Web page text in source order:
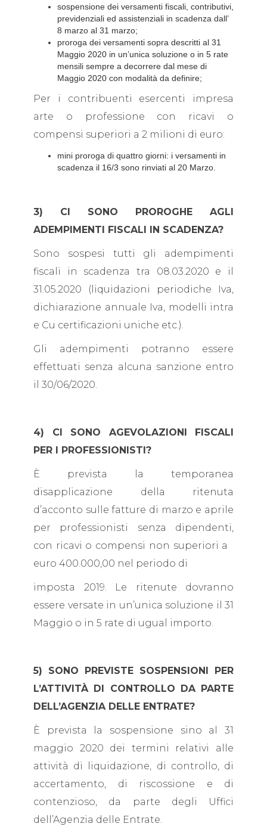
sospensione dei versamenti fiscali, contributivi,
previdenziali ed assistenziali in scadenza dall’
8 marzo al 31 marzo;
proroga dei versamenti sopra descritti al 31
Maggio 2020 in un’unica soluzione o in 5 rate
mensili sempre a decorrere dal mese di
Maggio 2020 con modalità da definire;
Per i contribuenti esercenti impresa
arte o professione con ricavi o
compensi superiori a 2 milioni di euro:
mini proroga di quattro giorni: i versamenti in
scadenza il 16/3 sono rinviati al 20 Marzo.
3) CI SONO PROROGHE AGLI
ADEMPIMENTI FISCALI IN SCADENZA?
Sono sospesi tutti gli adempimenti
fiscali in scadenza tra 08.03.2020 e il
31.05.2020 (liquidazioni periodiche Iva,
dichiarazione annuale Iva, modelli intra
e Cu certificazioni uniche etc.).
Gli adempimenti potranno essere
effettuati senza alcuna sanzione entro
il 30/06/2020.
4) CI SONO AGEVOLAZIONI FISCALI
PER I PROFESSIONISTI?
È prevista la temporanea
disapplicazione della ritenuta
d’acconto sulle fatture di marzo e aprile
per professionisti senza dipendenti,
con ricavi o compensi non superiori a
euro 400.000,00 nel periodo di
imposta 2019. Le ritenute dovranno
essere versate in un’unica soluzione il 31
Maggio o in 5 rate di ugual importo.
5) SONO PREVISTE SOSPENSIONI PER
L’ATTIVITÀ DI CONTROLLO DA PARTE
DELL’AGENZIA DELLE ENTRATE?
È prevista la sospensione sino al 31
maggio 2020 dei termini relativi alle
attività di liquidazione, di controllo, di
accertamento, di riscossione e di
contenzioso, da parte degli Uffici
dell’Agenzia delle Entrate.